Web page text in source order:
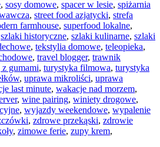
, sosy domowe, spacer w lesie, spiżarnia
, street food azjatycki, strefa
farmhouse, superfood lokalne,
szlaki historyczne, szlaki kulinarne, szlaki
, tekstylia domowe, teleopieka,
, travel blogger, trawnik
gumami, turystyka filmowa, turystyka
, uprawa mikroliści, uprawa
last minute, wakacje nad morzem,
, wine pairing, winiety drogowe,
, wyjazdy weekendowe, wypalenie
, zdrowe przekąski, zdrowie
, zimowe ferie, zupy krem,